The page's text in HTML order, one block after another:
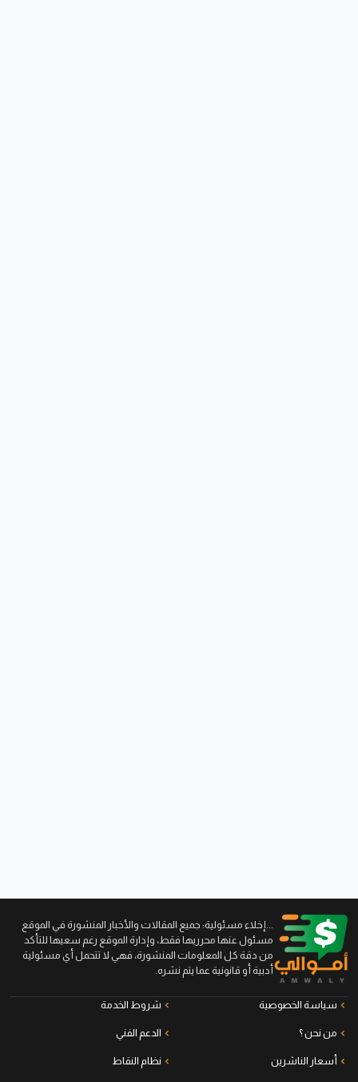
...إخلاء مسئولية: جميع المقالات والأخبار المنشورة في الموقع
مسئول عنها محرريها فقط، وإدارة الموقع رغم سعيها للتأكد
من دقة كل المعلومات المنشورة، فهي لا تتحمل أي مسئولية
أدبية أو قانونية عما يتم نشره.
سياسة الخصوصية شروط الخدمة
من نحن ؟ الدعم الفني
أسعار الناشرين نظام النقاط